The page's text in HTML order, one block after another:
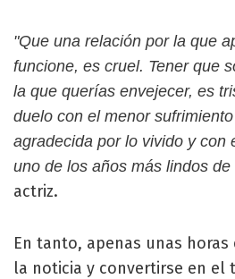
"Que una relación por la que
funcione, es cruel. Tener que
la que querías envejecer, es
duelo con el menor
agradecida por lo vivido y con
uno de los años más lindos de
actriz.
En tanto, apenas unas
la noticia y convertirse en el